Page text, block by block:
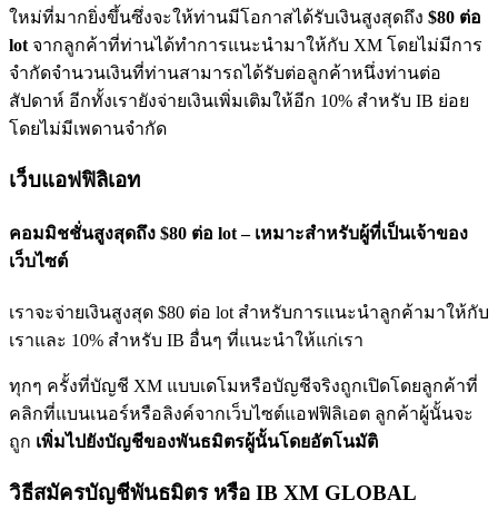
ใหม่ที่มากยิ่งขึ้นซึ่งจะให้ท่านมีโอกาสได้รับเงินสูงสุดถึง $80 ต่อ
lot จากลูกค้าที่ท่านได้ทำการแนะนำมาให้กับ XM โดยไม่มีการ
จำกัดจำนวนเงินที่ท่านสามารถได้รับต่อลูกค้าหนึ่งท่านต่อ
สัปดาห์ อีกทั้งเรายังจ่ายเงินเพิ่มเติมให้อีก 10% สำหรับ IB ย่อย
โดยไม่มีเพดานจำกัด
เว็บแอฟฟิลิเอท
คอมมิชชั่นสูงสุดถึง $80 ต่อ lot – เหมาะสำหรับผู้ที่เป็นเจ้าของ
เว็บไซต์
เราจะจ่ายเงินสูงสุด $80 ต่อ lot สำหรับการแนะนำลูกค้ามาให้กับ
เราและ 10% สำหรับ IB อื่นๆ ที่แนะนำให้แก่เรา
ทุกๆ ครั้งที่บัญชี XM แบบเดโมหรือบัญชีจริงถูกเปิดโดยลูกค้าที่
คลิกที่แบนเนอร์หรือลิงค์จากเว็บไซต์แอฟฟิลิเอต ลูกค้าผู้นั้นจะ
ถูก เพิ่มไปยังบัญชีของพันธมิตรผู้นั้นโดยอัตโนมัติ
วิธีสมัครบัญชีพันธมิตร หรือ IB XM GLOBAL